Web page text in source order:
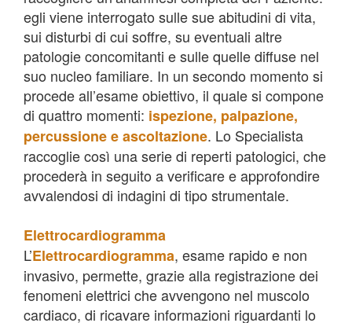
egli viene interrogato sulle sue abitudini di vita,
sui disturbi di cui soffre, su eventuali altre
patologie concomitanti e sulle quelle diffuse nel
suo nucleo familiare. In un secondo momento si
procede all’esame obiettivo, il quale si compone
di quattro momenti: ispezione, palpazione,
percussione e ascoltazione. Lo Specialista
raccoglie così una serie di reperti patologici, che
procederà in seguito a verificare e approfondire
avvalendosi di indagini di tipo strumentale.
Elettrocardiogramma
L’Elettrocardiogramma, esame rapido e non
invasivo, permette, grazie alla registrazione dei
fenomeni elettrici che avvengono nel muscolo
cardiaco, di ricavare informazioni riguardanti lo